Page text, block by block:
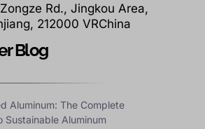
Rd., Jingkou Area,
212000 VRChina
Blog
Aluminum: The Complete
Sustainable Aluminum